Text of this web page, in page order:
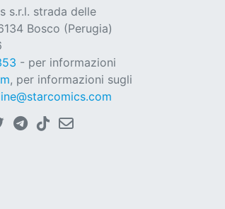
s.r.l. strada delle
Bosco (Perugia)
- per informazioni
, per informazioni sugli